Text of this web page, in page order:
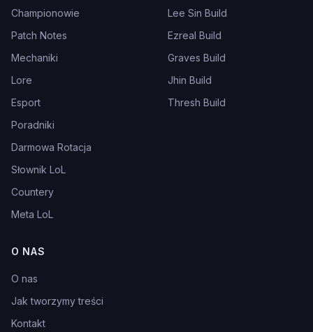
Championowie
Patch Notes
Mechaniki
Lore
Esport
Poradniki
Darmowa Rotacja
Słownik LoL
Countery
Meta LoL
Lee Sin Build
Ezreal Build
Graves Build
Jhin Build
Thresh Build
O NAS
O nas
Jak tworzymy treści
Kontakt